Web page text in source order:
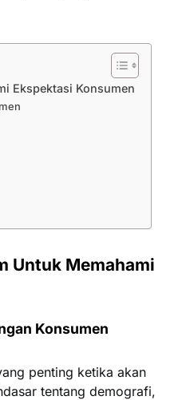
Ekspektasi Konsumen
Untuk Memahami
Konsumen
penting ketika akan
tentang demografi,